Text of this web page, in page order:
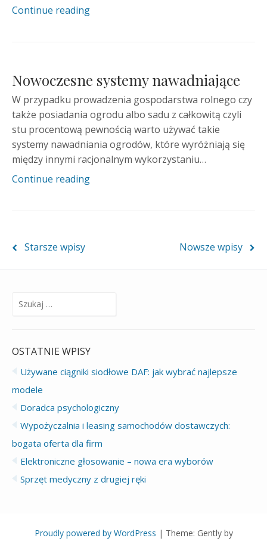
Continue reading
Nowoczesne systemy nawadniające
W przypadku prowadzenia gospodarstwa rolnego czy
także posiadania ogrodu albo sadu z całkowitą czyli
stu procentową pewnością warto używać takie
systemy nawadniania ogrodów, które wyróżniają się
między innymi racjonalnym wykorzystaniu…
Continue reading
Nawigacja
Starsze wpisy Nowsze wpisy
Szukaj:
OSTATNIE WPISY
Używane ciągniki siodłowe DAF: jak wybrać najlepsze
modele
Doradca psychologiczny
Wypożyczalnia i leasing samochodów dostawczych:
bogata oferta dla firm
Elektroniczne głosowanie – nowa era wyborów
Sprzęt medyczny z drugiej ręki
Proudly powered by WordPress | Theme: Gently by